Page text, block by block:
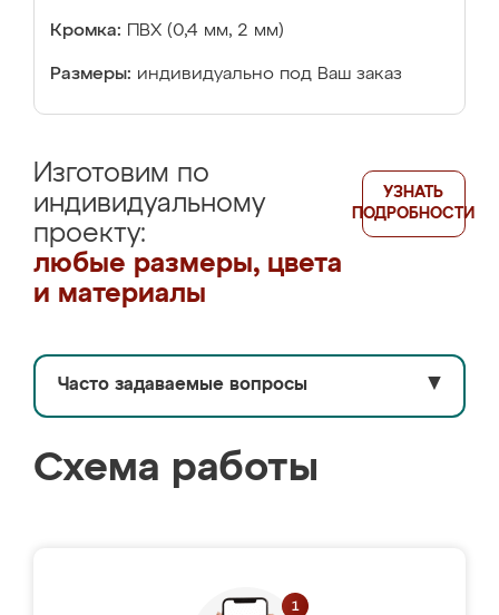
Кромка: ПВХ (0,4 мм, 2 мм)
Размеры: индивидуально под Ваш заказ
Изготовим по
индивидуальному
проекту:
любые размеры, цвета
и материалы
УЗНАТЬ
ПОДРОБНОСТИ
Часто задаваемые вопросы ▼
Схема работы